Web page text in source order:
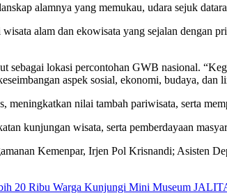
alamnya yang memukau, udara sejuk
alam dan ekowisata yang sejalan dengan
lokasi percontohan GWB nasional.
aspek sosial, ekonomi, budaya, dan
nilai tambah pariwisata, serta
kunjungan wisata, serta pemberdayaan
Kemenpar, Irjen Pol Krisnandi; Asisten
20 Ribu Warga Kunjungi Mini Museum